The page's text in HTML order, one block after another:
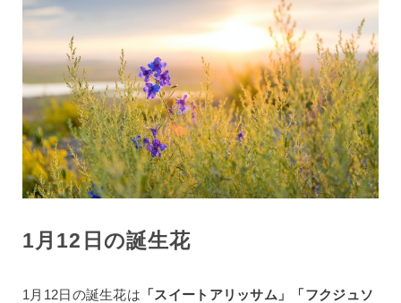
1月12日の誕生花
1月12日の誕生花は 「スイートアリッサム」「フクジュソ